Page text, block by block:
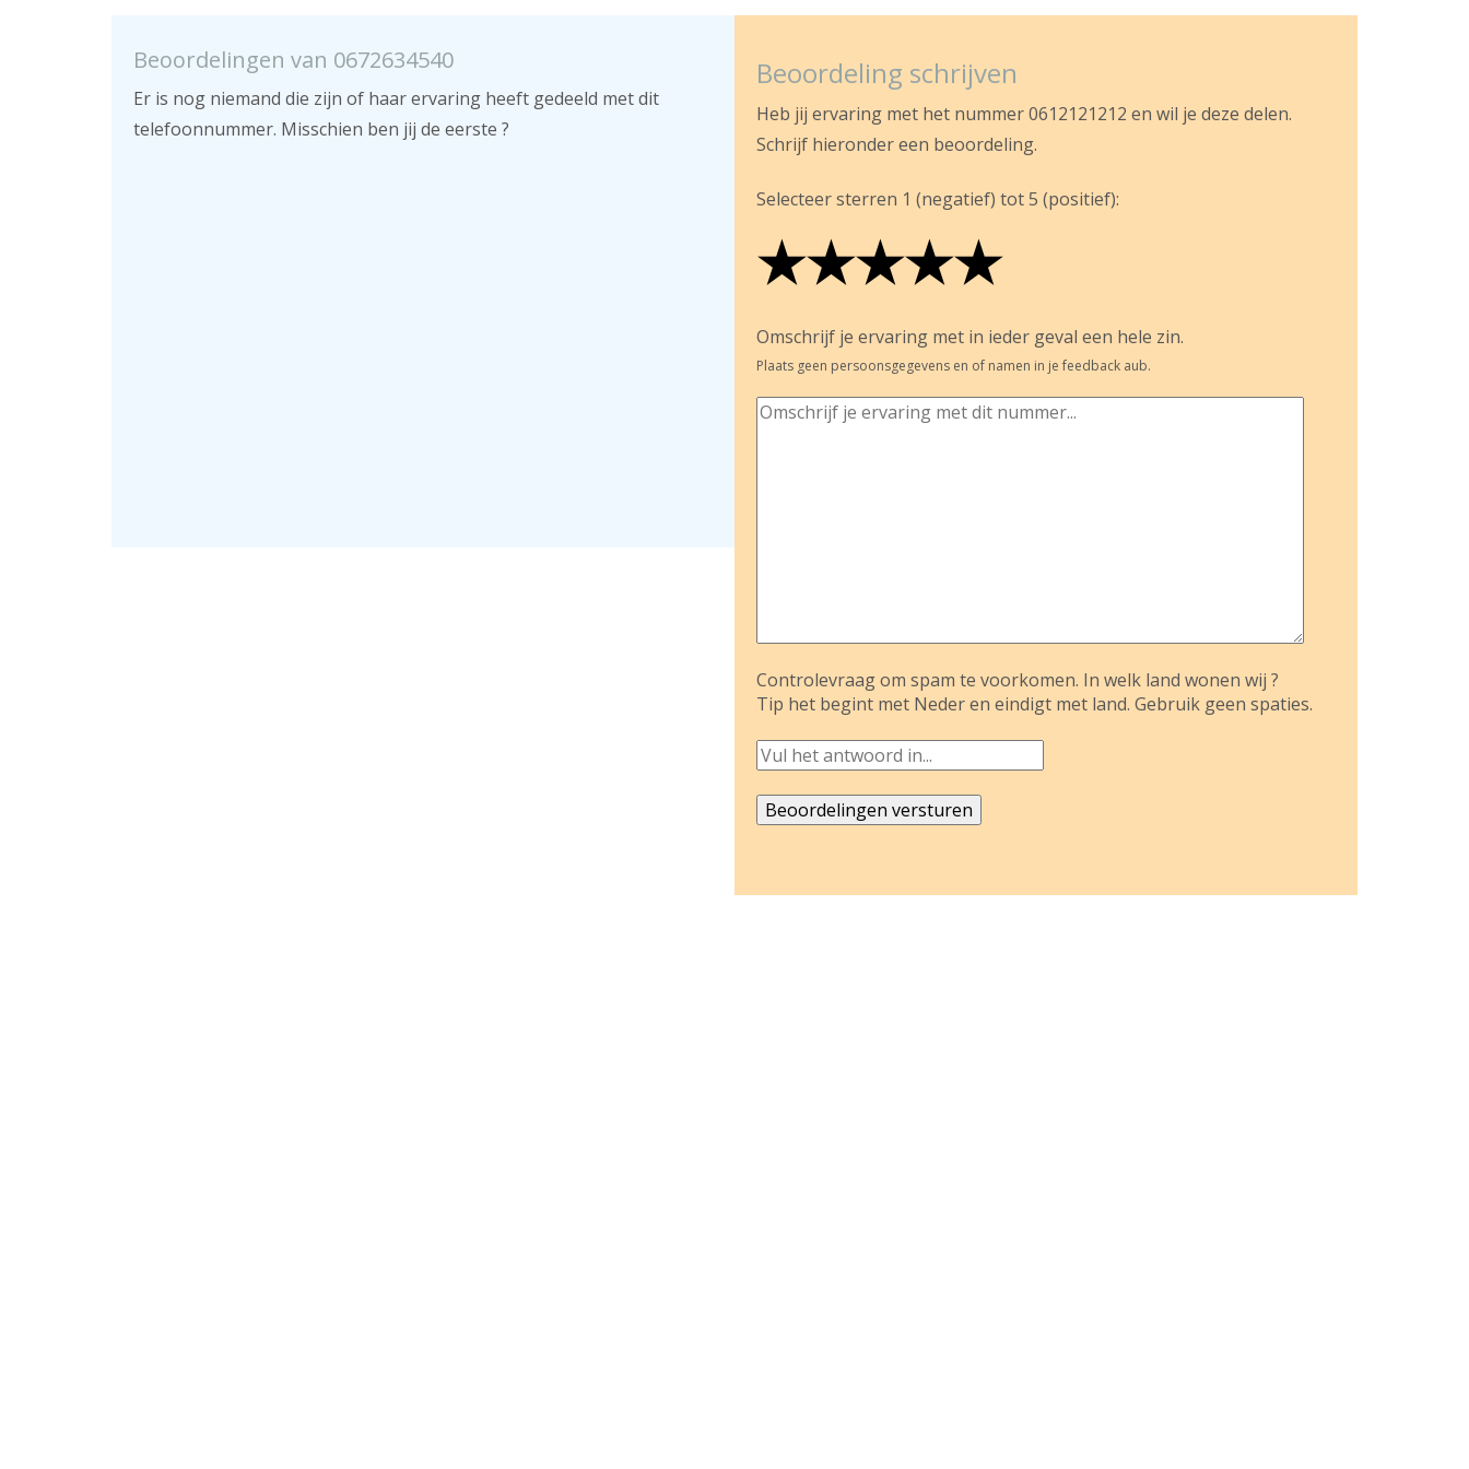
Beoordelingen van 0672634540
Er is nog niemand die zijn of haar ervaring heeft gedeeld met dit
telefoonnummer. Misschien ben jij de eerste ?
Beoordeling schrijven
Heb jij ervaring met het nummer 0612121212 en wil je deze delen.
Schrijf hieronder een beoordeling.
Selecteer sterren 1 (negatief) tot 5 (positief):
★
★★
★★★
★★★★
★★★★★
Omschrijf je ervaring met in ieder geval een hele zin.
Plaats geen persoonsgegevens en of namen in je feedback aub.
Controlevraag om spam te voorkomen. In welk land wonen wij ?
Tip het begint met Neder en eindigt met land. Gebruik geen spaties.